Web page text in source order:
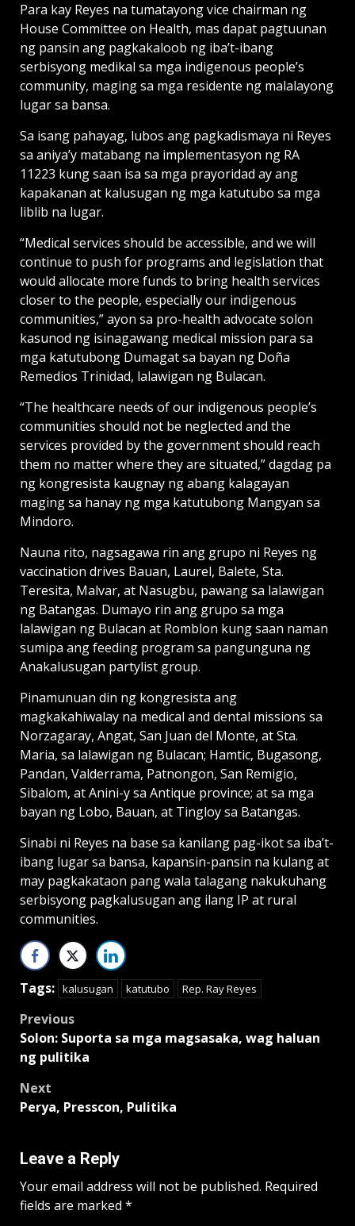
Para kay Reyes na tumatayong vice chairman ng
House Committee on Health, mas dapat pagtuunan
ng pansin ang pagkakaloob ng iba’t-ibang
serbisyong medikal sa mga indigenous people’s
community, maging sa mga residente ng malalayong
lugar sa bansa.
Sa isang pahayag, lubos ang pagkadismaya ni Reyes
sa aniya’y matabang na implementasyon ng RA
11223 kung saan isa sa mga prayoridad ay ang
kapakanan at kalusugan ng mga katutubo sa mga
liblib na lugar.
“Medical services should be accessible, and we will
continue to push for programs and legislation that
would allocate more funds to bring health services
closer to the people, especially our indigenous
communities,” ayon sa pro-health advocate solon
kasunod ng isinagawang medical mission para sa
mga katutubong Dumagat sa bayan ng Doña
Remedios Trinidad, lalawigan ng Bulacan.
“The healthcare needs of our indigenous people’s
communities should not be neglected and the
services provided by the government should reach
them no matter where they are situated,” dagdag pa
ng kongresista kaugnay ng abang kalagayan
maging sa hanay ng mga katutubong Mangyan sa
Mindoro.
Nauna rito, nagsagawa rin ang grupo ni Reyes ng
vaccination drives Bauan, Laurel, Balete, Sta.
Teresita, Malvar, at Nasugbu, pawang sa lalawigan
ng Batangas. Dumayo rin ang grupo sa mga
lalawigan ng Bulacan at Romblon kung saan naman
sumipa ang feeding program sa pangunguna ng
Anakalusugan partylist group.
Pinamunuan din ng kongresista ang
magkakahiwalay na medical and dental missions sa
Norzagaray, Angat, San Juan del Monte, at Sta.
Maria, sa lalawigan ng Bulacan; Hamtic, Bugasong,
Pandan, Valderrama, Patnongon, San Remigio,
Sibalom, at Anini-y sa Antique province; at sa mga
bayan ng Lobo, Bauan, at Tingloy sa Batangas.
Sinabi ni Reyes na base sa kanilang pag-ikot sa iba’t-
ibang lugar sa bansa, kapansin-pansin na kulang at
may pagkakataon pang wala talagang nakukuhang
serbisyong pagkalusugan ang ilang IP at rural
communities.
Tags: kalusugan katutubo Rep. Ray Reyes
Post
navigation
Previous
Solon: Suporta sa mga magsasaka, wag haluan
ng pulitika
Next
Perya, Presscon, Pulitika
Leave a Reply
Your email address will not be published. Required
fields are marked *